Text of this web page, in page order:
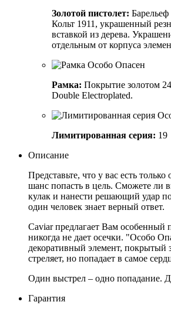
Золотой пистолет:
Кольт 1911, украшенный
вставкой из дерева.
отдельным от корпуса
Рамка: Покрытие золотом
Double Electroplated.
Лимитированная серия: 19
Описание
Представьте, что у вас есть
шанс попасть в цель. Сможете ли
кулак и нанести решающий удар
один человек знает верный ответ.
Caviar предлагает Вам особенный
никогда не дает осечки. "Особо
декоративный элемент,
стреляет, но попадает в самое
Один выстрел – одно попадание.
Гарантия